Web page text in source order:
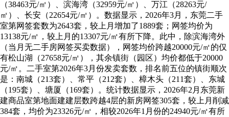
（38463元/㎡）、滨海湾（32959元/㎡）、万江（28263元/
㎡）、长安（22654元/㎡）。数据显示，2026年3月，东莞二手
室第网签套数为2643套，较上月增加了1889套；网签均价为
13138元/㎡，较上月的13307元/㎡有所下降。此中，除滨海湾外
（当月无二手房网签买卖数据），网签均价跨越20000元/㎡的仅
有松山湖（27658元/㎡），其余镇街（园区）均价都低于20000
元/㎡。二手室第2026年3月份发卖套数，排名前五位的镇街顺次
是：南城（213套）、常平（212套）、樟木头（211套）、东城
（195套）、塘厦（169套）。统计数据显示，2026年2月东莞新
建商品室第地面建建层数跨越4层的新房网签305套，较上月削减
384套，均价为23326元/㎡，相较2026年1月份的24940元/㎡有所